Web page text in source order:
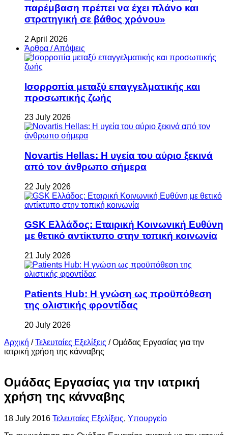
παρέμβαση πρέπει να έχει πλάνο και
στρατηγική σε βάθος χρόνου»
2 April 2026
Άρθρα / Απόψεις
Ισορροπία μεταξύ επαγγελματικής και
προσωπικής ζωής
23 July 2026
Novartis Hellas: Η υγεία του αύριο ξεκινά
από τον άνθρωπο σήμερα
22 July 2026
GSK Ελλάδος: Εταιρική Κοινωνική Ευθύνη
με θετικό αντίκτυπο στην τοπική κοινωνία
21 July 2026
Patients Hub: Η γνώση ως προϋπόθεση
της ολιστικής φροντίδας
20 July 2026
Αρχική / Τελευταίες Εξελίξεις / Ομάδας Εργασίας για την
ιατρική χρήση της κάνναβης
Ομάδας Εργασίας για την ιατρική
χρήση της κάνναβης
18 July 2016 Τελευταίες Εξελίξεις, Υπουργείο